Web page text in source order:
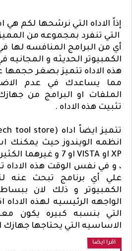
إذاً الاداه التي نرشحها لكم هي
التي تنفرد بمجموعه من
أي من البرامج المنافسه لها
الكمبيوتر الحديثه و
هذه الاداه تتميز بصغر حجمها
مما يساعدك في عدم
الملفات او البرامج من
تثبيت هذه الاداه .
تتميز ايضاً اداه tool store)
انظمه الويندوز حيث يمكنك
XPاو VISTA
او 7 و غيرهما
، و في نفس الوقت هذه
علي أي برنامج تبحث عنه
الكمبيوتر و ذلك لان
التي بنسبه كبيره يكون
الاساسيه التي يحتاجها جهازك
اقرا ايضا